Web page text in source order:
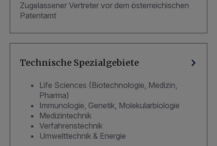
Zugelassener Vertreter vor dem österreichischen
Patentamt
Technische Spezialgebiete
Life Sciences (Biotechnologie, Medizin,
Pharma)
Immunologie, Genetik, Molekularbiologie
Medizintechnik
Verfahrenstechnik
Umwelttechnik & Energie